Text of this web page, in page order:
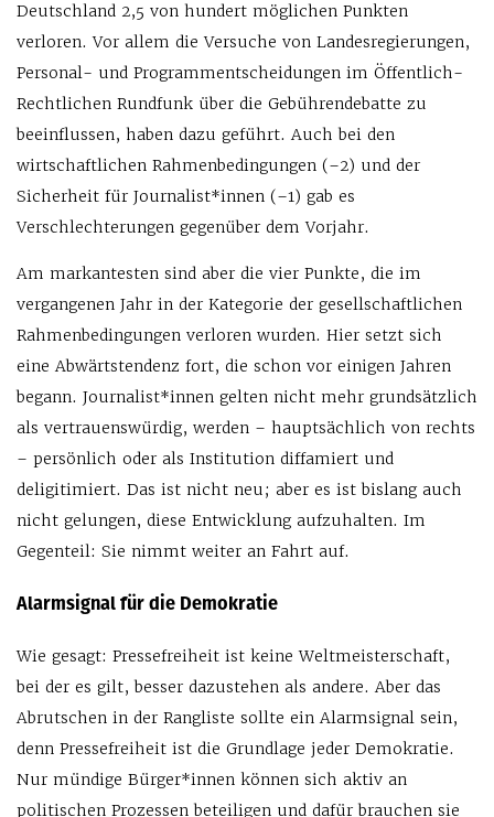
Deutschland 2,5 von hundert möglichen Punkten
verloren. Vor allem die Versuche von Landesregierungen,
Personal- und Programmentscheidungen im Öffentlich-
Rechtlichen Rundfunk über die Gebührendebatte zu
beeinflussen, haben dazu geführt. Auch bei den
wirtschaftlichen Rahmenbedingungen (–2) und der
Sicherheit für Journalist*innen (–1) gab es
Verschlechterungen gegenüber dem Vorjahr.
Am markantesten sind aber die vier Punkte, die im
vergangenen Jahr in der Kategorie der gesellschaftlichen
Rahmenbedingungen verloren wurden. Hier setzt sich
eine Abwärtstendenz fort, die schon vor einigen Jahren
begann. Journalist*innen gelten nicht mehr grundsätzlich
als vertrauenswürdig, werden – hauptsächlich von rechts
– persönlich oder als Institution diffamiert und
deligitimiert. Das ist nicht neu; aber es ist bislang auch
nicht gelungen, diese Entwicklung aufzuhalten. Im
Gegenteil: Sie nimmt weiter an Fahrt auf.
Alarmsignal für die Demokratie
Wie gesagt: Pressefreiheit ist keine Weltmeisterschaft,
bei der es gilt, besser dazustehen als andere. Aber das
Abrutschen in der Rangliste sollte ein Alarmsignal sein,
denn Pressefreiheit ist die Grundlage jeder Demokratie.
Nur mündige Bürger*innen können sich aktiv an
politischen Prozessen beteiligen und dafür brauchen sie